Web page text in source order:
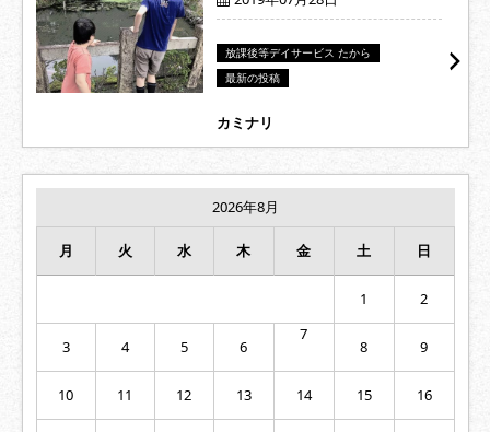
放課後等デイサービス たから
最新の投稿
カミナリ
2026年8月
月 火 水 木 金 土 日
1 2
3 4 5 6
7
8 9
10 11 12 13 14 15 16